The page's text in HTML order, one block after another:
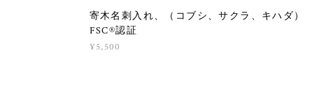
寄木名刺入れ、（コブシ、サクラ、キハダ）
FSC®認証
¥5,500